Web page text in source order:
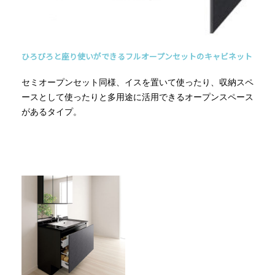
ひろびろと座り使いができるフルオープンセットのキャビネット
セミオープンセット同様、イスを置いて使ったり、収納スペ
ースとして使ったりと多用途に活用できるオープンスペース
があるタイプ。